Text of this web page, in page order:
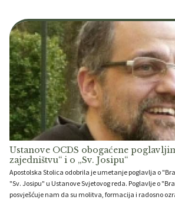
Ustanove OCDS obogaćene
zajedništvu“ i o „Sv. Josipu“
Apostolska Stolica odobrila je umetanje poglavlja o
"Sv. Josipu" u Ustanove Svjetovog reda. Poglavlje o
posvješćuje nam da su molitva, formacija i radosno